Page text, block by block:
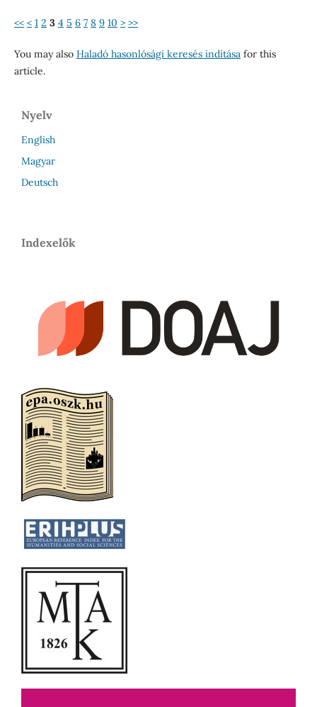
<< < 1 2 3 4 5 6 7 8 9 10 > >>
You may also Haladó hasonlósági keresés indításafor this
article.
Nyelv
English
Magyar
Deutsch
Indexelők